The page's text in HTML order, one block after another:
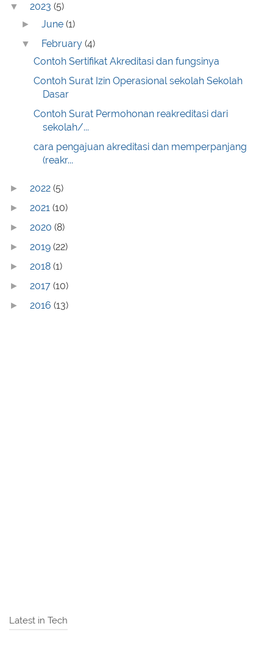
▼ 2023 (5)
► June(1)
▼ February(4)
Contoh Sertifikat Akreditasi dan fungsinya
Contoh Surat Izin Operasional sekolah Sekolah
Dasar
Contoh Surat Permohonan reakreditasi dari
sekolah/...
cara pengajuan akreditasi dan memperpanjang
(reakr...
► 2022 (5)
► 2021 (10)
► 2020 (8)
► 2019 (22)
► 2018 (1)
► 2017 (10)
► 2016 (13)
Latest in Tech